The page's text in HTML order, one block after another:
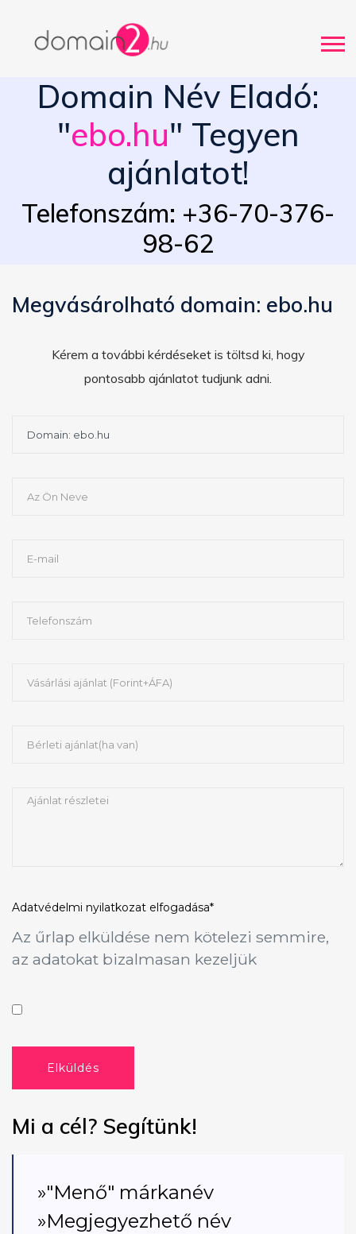
Domain Név Eladó:
"ebo.hu" Tegyen
ajánlatot!
Telefonszám: +36-70-376-
98-62
Megvásárolható domain: ebo.hu
Kérem a további kérdéseket is töltsd ki, hogy
pontosabb ajánlatot tudjunk adni.
Adatvédelmi nyilatkozat elfogadása*
Az űrlap elküldése nem kötelezi semmire,
az adatokat bizalmasan kezeljük
Elküldés
Mi a cél? Segítünk!
»"Menő" márkanév
»Megjegyezhető név